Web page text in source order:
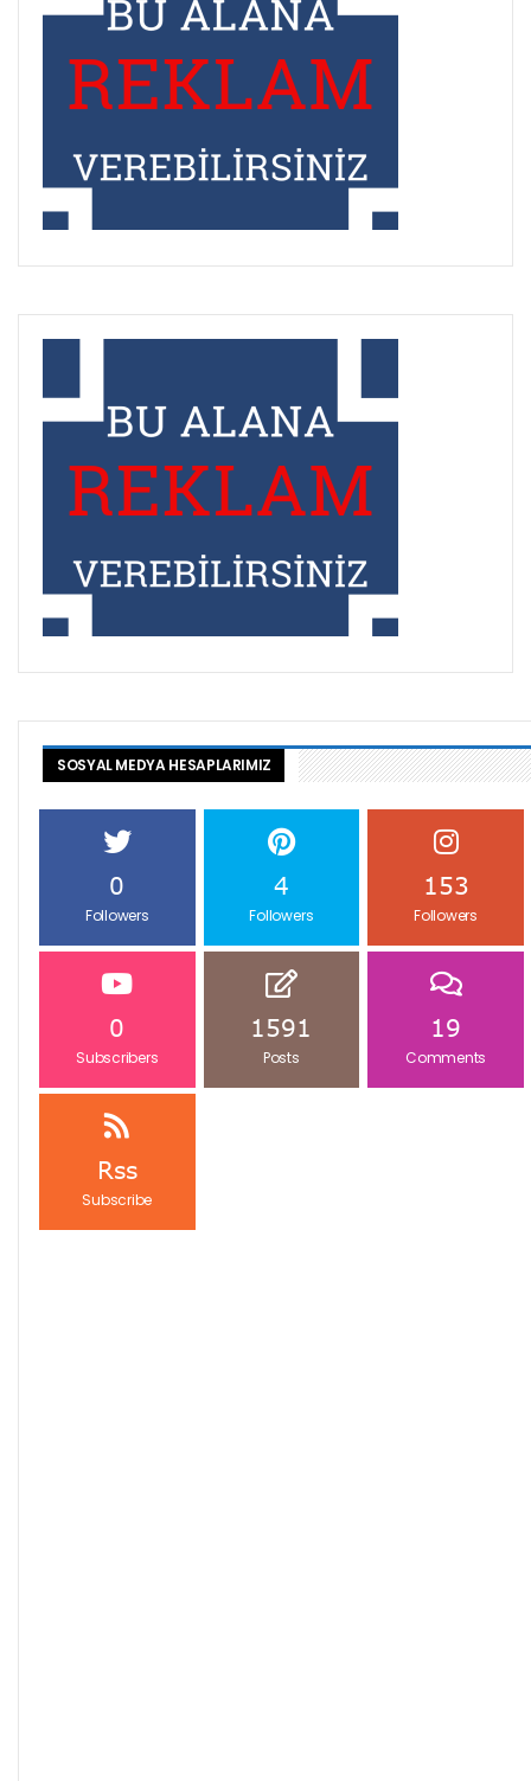
SOSYAL MEDYA HESAPLARIMIZ
0
Followers
4
Followers
153
Followers
0
Subscribers
1591
Posts
19
Comments
Rss
Subscribe